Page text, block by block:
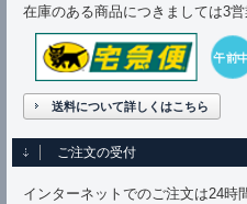
在庫のある商品につきましては3
送料について詳しくはこちら
ご注文の受付
インターネットでのご注文は24時